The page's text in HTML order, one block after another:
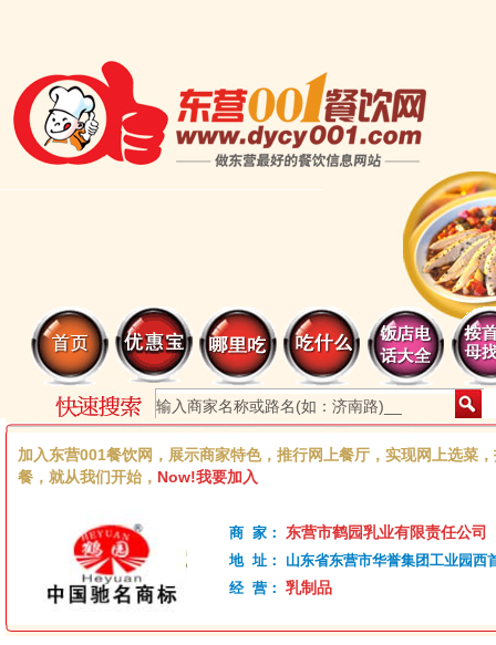
加入东营001餐饮网，展示商家特色，推行网上餐厅，实现网上选菜
餐，就从我们开始， Now!我要加入
商 家： 东营市鹤园乳业有限责任公司
地 址：
山东省东营市华誉集团工业园西
经 营： 乳制品